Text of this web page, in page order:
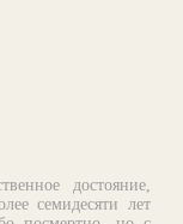
достояние,
семидесяти лет